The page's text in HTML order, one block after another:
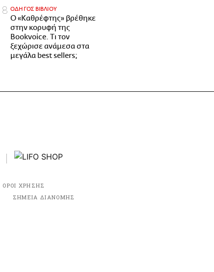
ΟΔΗΓΟΣ ΒΙΒΛΙΟΥ
Ο «Καθρέφτης» βρέθηκε
στην κορυφή της
Bookvoice. Τι τον
ξεχώρισε ανάμεσα στα
μεγάλα best sellers;
ΟΡΟΙ ΧΡΗΣΗΣ
ΣΗΜΕΙΑ ΔΙΑΝΟΜΗΣ